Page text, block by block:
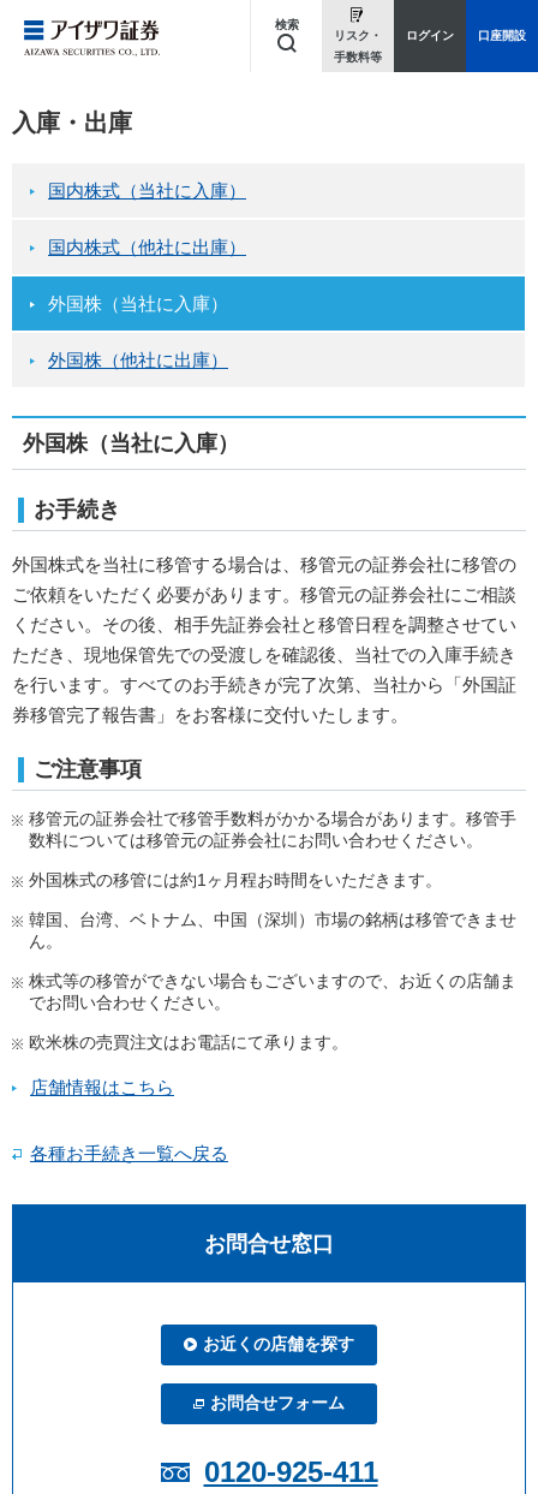
検索
キーワードを入力してください
リスク・
手数料等
ログイン 口座開設
入庫・出庫
国内株式（当社に入庫）
国内株式（他社に出庫）
外国株（当社に入庫）
外国株（他社に出庫）
外国株（当社に入庫）
お手続き
外国株式を当社に移管する場合は、移管元の証券会社に移管の
ご依頼をいただく必要があります。移管元の証券会社にご相談
ください。その後、相手先証券会社と移管日程を調整させてい
ただき、現地保管先での受渡しを確認後、当社での入庫手続き
を行います。すべてのお手続きが完了次第、当社から「外国証
券移管完了報告書」をお客様に交付いたします。
ご注意事項
移管元の証券会社で移管手数料がかかる場合があります。移管手
数料については移管元の証券会社にお問い合わせください。
外国株式の移管には約1ヶ月程お時間をいただきます。
韓国、台湾、ベトナム、中国（深圳）市場の銘柄は移管できませ
ん。
株式等の移管ができない場合もございますので、お近くの店舗ま
でお問い合わせください。
欧米株の売買注文はお電話にて承ります。
店舗情報はこちら
各種お手続き一覧へ戻る
お問合せ窓口
お近くの店舗を探す
お問合せフォーム
0120-925-411